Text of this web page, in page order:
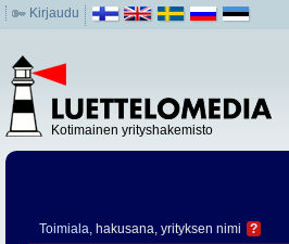
Kirjaudu
Kotimainen yrityshakemisto
Toimiala, hakusana, yrityksen nimi ?